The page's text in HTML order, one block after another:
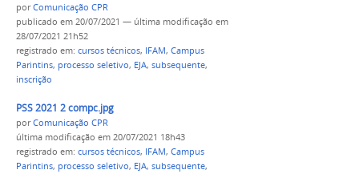
porComunicação CPR
publicado em 20/07/2021 — última modificação em
28/07/2021 21h52
registrado em: cursos técnicos, IFAM, Campus
Parintins, processo seletivo, EJA, subsequente,
inscrição
PSS 2021 2 compc.jpg
porComunicação CPR
última modificação em 20/07/2021 18h43
registrado em: cursos técnicos, IFAM, Campus
Parintins, processo seletivo, EJA, subsequente,